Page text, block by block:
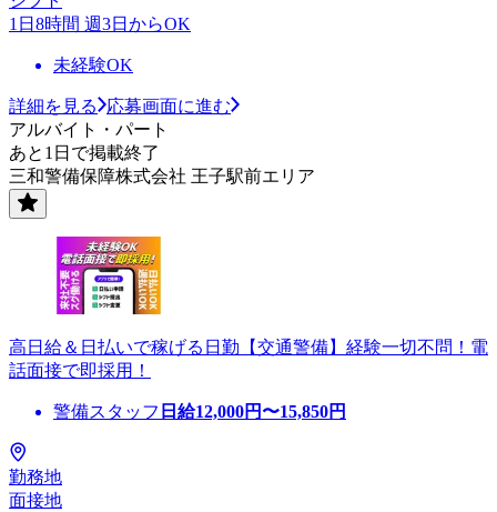
1日8時間 週3日からOK
未経験OK
詳細を見る
応募画面に進む
アルバイト・パート
あと1日で掲載終了
三和警備保障株式会社 王子駅前エリア
高日給＆日払いで稼げる日勤【交通警備】経験一切不問！電
話面接で即採用！
警備スタッフ 日給12,000円〜15,850円
勤務地
面接地